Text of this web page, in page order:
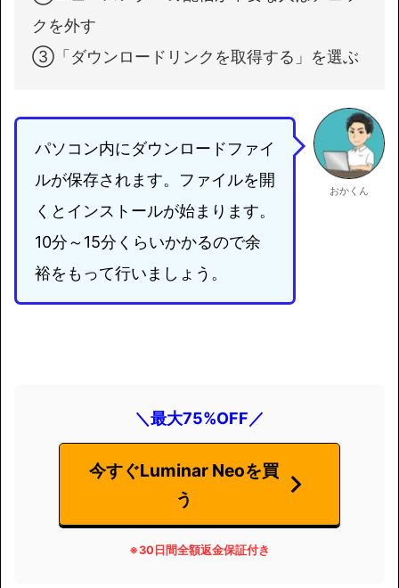
クを外す
③「ダウンロードリンクを取得する」を選ぶ
パソコン内にダウンロードファイ
ルが保存されます。ファイルを開
くとインストールが始まります。
10分～15分くらいかかるので余
裕をもって行いましょう。
おかくん
＼最大75%OFF／
今すぐLuminar Neoを買
う
※30日間全額返金保証付き